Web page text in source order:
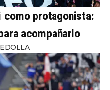
como protagonista:
acompañarlo